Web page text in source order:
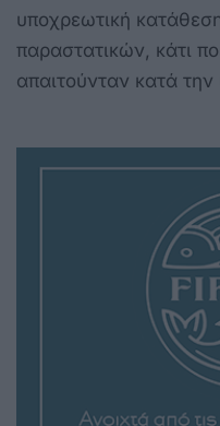
υποχρεωτική
παραστατικών, κάτι
απαιτούνταν κατά